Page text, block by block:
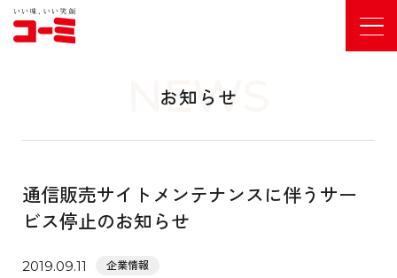
お知らせ
NEWS
通信販売サイトメンテナンスに伴うサー
ビス停止のお知らせ
2019.09.11 企業情報